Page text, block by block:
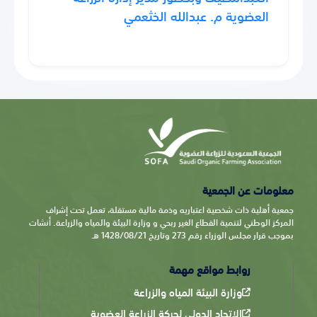
العضوية م. عبدالله الخثعمي
معلومات عن الجمعية
جمعية أهلية ذات شخصية اعتباريه وذمة مالية مستقلة، تعمل تحت إشراف
المركز الوطني لتنمية القطاع الغير ربحي و وزارة البيئة والمياه والزراعة. أنشات
بموجب قرار مجلس الوزراء رقم 273 وتاريخ 1428/08/21 هـ
روابط مواقع مهمة
وزارة البيئة المياه والزراعة